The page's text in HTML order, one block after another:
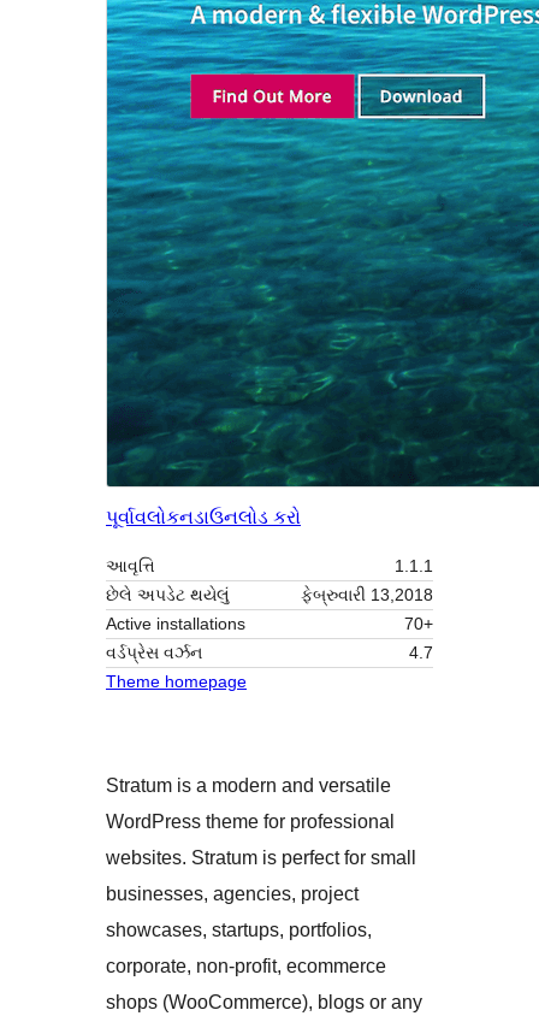
પૂર્વાવલોકનડાઉનલોડ કરો
આવૃત્તિ
1.1.1
છેલે અપડેટ થયેલું
ફેબ્રુવારી 13,2018
Active installations
70+
વર્ડપ્રેસ વર્ઝન
4.7
Theme homepage
Stratum is a modern and versatile
WordPress theme for professional
websites. Stratum is perfect for small
businesses, agencies, project
showcases, startups, portfolios,
corporate, non-profit, ecommerce
shops (WooCommerce), blogs or any